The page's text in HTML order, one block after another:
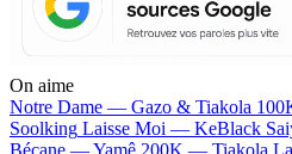
On aime
Notre Dame — Gazo & Tiakola
Soolking Laisse Moi — KeBlack
Bécane —Yamê 200K — Tiakola